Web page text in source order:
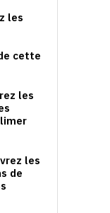
les
cette
les
les
de